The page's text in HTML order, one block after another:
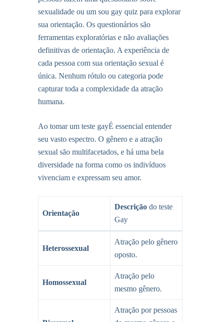
sexualidade ou umsou gay quiz para explorar
sua orientação. Os questionários são
ferramentas exploratórias e não avaliações
definitivas de orientação. A experiência de
cada pessoa com sua orientação sexual é
única. Nenhum rótulo ou categoria pode
capturar toda a complexidade da atração
humana.
Ao tomar umteste gayÉ essencial entender
seu vasto espectro. O gênero e a atração
sexual são multifacetados, e há uma bela
diversidade na forma como os indivíduos
vivenciam e expressam seu amor.
Orientação
Descrição do teste
Gay
Heterossexual
Atração pelo gênero
oposto.
Homossexual
Atração pelo
mesmo gênero.
Atração por pessoas